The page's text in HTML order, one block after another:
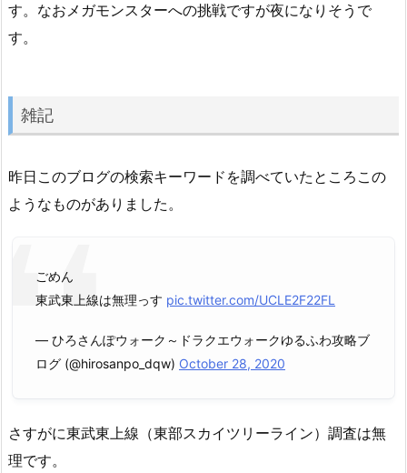
す。なおメガモンスターへの挑戦ですが夜になりそうで
す。
雑記
昨日このブログの検索キーワードを調べていたところこの
ようなものがありました。
ごめん
東武東上線は無理っす pic.twitter.com/UCLE2F22FL
— ひろさんぽウォーク～ドラクエウォークゆるふわ攻略ブ
ログ (@hirosanpo_dqw) October 28, 2020
さすがに東武東上線（東部スカイツリーライン）調査は無
理です。